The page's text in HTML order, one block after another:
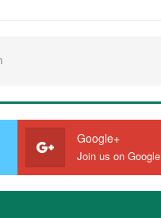
Google+
Join us on Google